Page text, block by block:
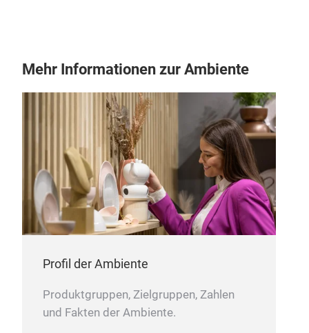
Mehr Informationen zur Ambiente
Profil der Ambiente
Produktgruppen, Zielgruppen, Zahlen
und Fakten der Ambiente.